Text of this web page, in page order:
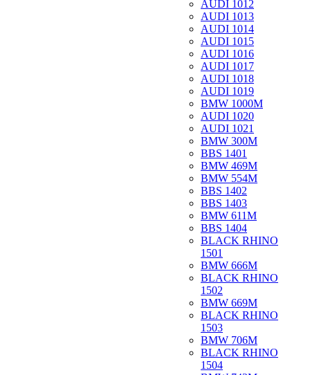
AUDI 1012
AUDI 1013
AUDI 1014
AUDI 1015
AUDI 1016
AUDI 1017
AUDI 1018
AUDI 1019
BMW 1000M
AUDI 1020
AUDI 1021
BMW 300M
BBS 1401
BMW 469M
BMW 554M
BBS 1402
BBS 1403
BMW 611M
BBS 1404
BLACK RHINO
1501
BMW 666M
BLACK RHINO
1502
BMW 669M
BLACK RHINO
1503
BMW 706M
BLACK RHINO
1504